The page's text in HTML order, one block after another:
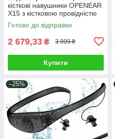
кісткові навушники OPENEAR
X15 з кістковою провідністю
для спорту плавання бігу
IPX8 32 ГБ Bluetooth 5.3
Готово до відправки
2 679,33 ₴ 3 999 ₴
Купити
–25%